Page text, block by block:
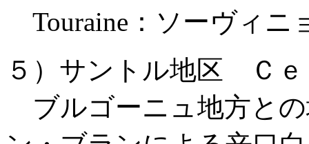
Touraine：ソーヴィニ
５）サントル地区 Ｃｅ
ブルゴーニュ地方と